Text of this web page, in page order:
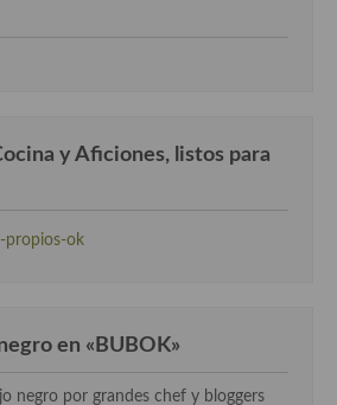
y Aficiones, listos para
en «BUBOK»
negro por grandes chef y bloggers